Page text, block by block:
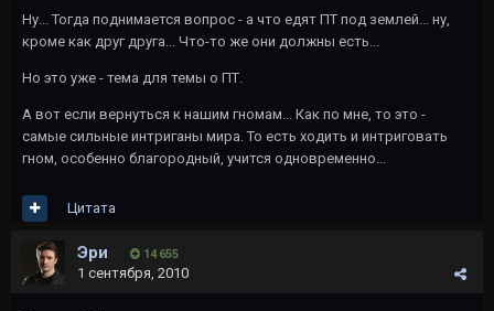
Ну... Тогда поднимается вопрос - а что едят ПТ под землей... ну,
кроме как друг друга... Что-то же они должны есть...
Но это уже - тема для темы о ПТ.
А вот если вернуться к нашим гномам... Как по мне, то это -
самые сильные интриганы мира. То есть ходить и интриговать
гном, особенно благородный, учится одновременно...
Цитата
Эри 14 655
1 сентября, 2010